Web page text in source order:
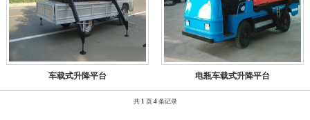
车载式升降平台 电瓶车载式升降平台
共 1 页 4 条记录